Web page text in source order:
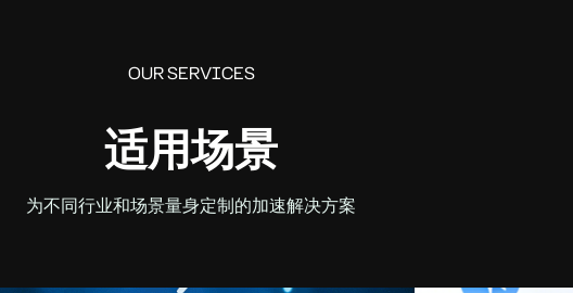
OUR SERVICES
适用场景
为不同行业和场景量身定制的加速解决方案